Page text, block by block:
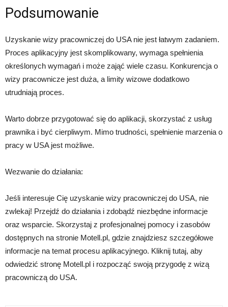
Podsumowanie
Uzyskanie wizy pracowniczej do USA nie jest łatwym zadaniem.
Proces aplikacyjny jest skomplikowany, wymaga spełnienia
określonych wymagań i może zająć wiele czasu. Konkurencja o
wizy pracownicze jest duża, a limity wizowe dodatkowo
utrudniają proces.
Warto dobrze przygotować się do aplikacji, skorzystać z usług
prawnika i być cierpliwym. Mimo trudności, spełnienie marzenia o
pracy w USA jest możliwe.
Wezwanie do działania:
Jeśli interesuje Cię uzyskanie wizy pracowniczej do USA, nie
zwlekaj! Przejdź do działania i zdobądź niezbędne informacje
oraz wsparcie. Skorzystaj z profesjonalnej pomocy i zasobów
dostępnych na stronie Motell.pl, gdzie znajdziesz szczegółowe
informacje na temat procesu aplikacyjnego. Kliknij tutaj, aby
odwiedzić stronę Motell.pl i rozpocząć swoją przygodę z wizą
pracowniczą do USA.